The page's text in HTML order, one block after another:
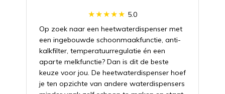
5.0
Op zoek naar een heetwaterdispenser met
een ingebouwde schoonmaakfunctie, anti-
kalkfilter, temperatuurregulatie én een
aparte melkfunctie? Dan is dit de beste
keuze voor jou. De heetwaterdispenser hoef
je ten opzichte van andere waterdispensers